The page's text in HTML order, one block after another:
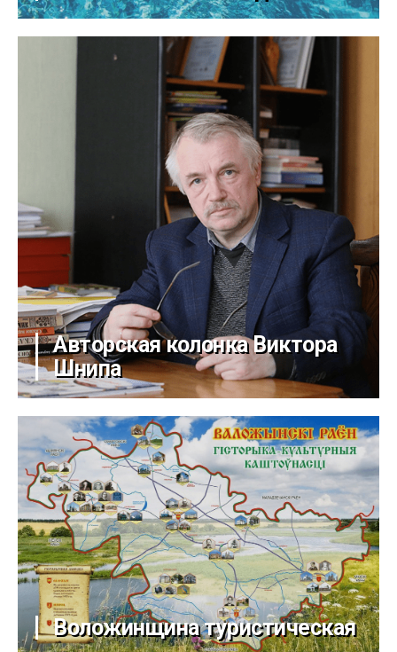
Авторская колонка Виктора
Шнипа
Воложинщина туристическая